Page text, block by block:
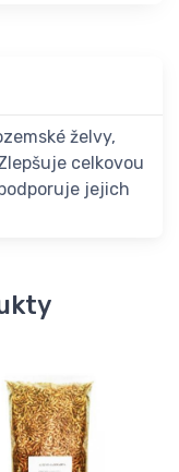
želvy,
celkovou
jejich